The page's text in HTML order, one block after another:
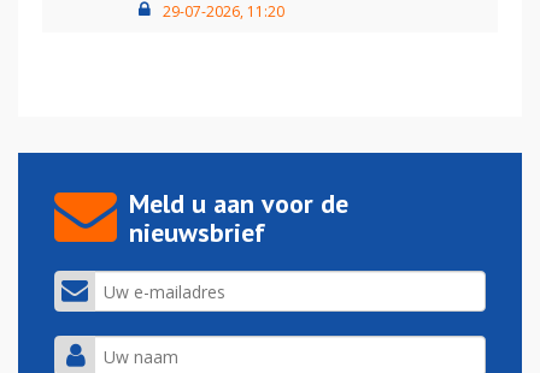
29-07-2026, 11:20
Meld u aan voor de
nieuwsbrief